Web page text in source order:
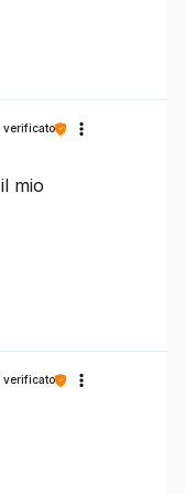
verificato
mio
verificato